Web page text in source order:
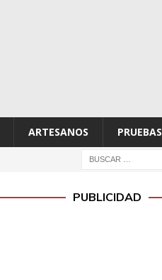
ARTESANOS PRUEBAS
PUBLICIDAD